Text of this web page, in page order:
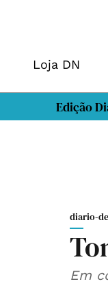
Loja DN
Edição
diario-
Em